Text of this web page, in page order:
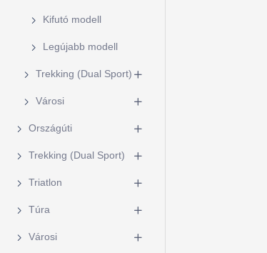
Kifutó modell
Legújabb modell
Trekking (Dual Sport)
Városi
Országúti
Trekking (Dual Sport)
Triatlon
Túra
Városi